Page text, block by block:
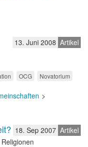
Artikel
13. Juni 2008
OCG Novatorium
Artikel
18. Sep 2007